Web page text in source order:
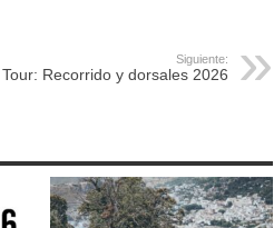
Siguiente:
Tour: Recorrido y dorsales 2026